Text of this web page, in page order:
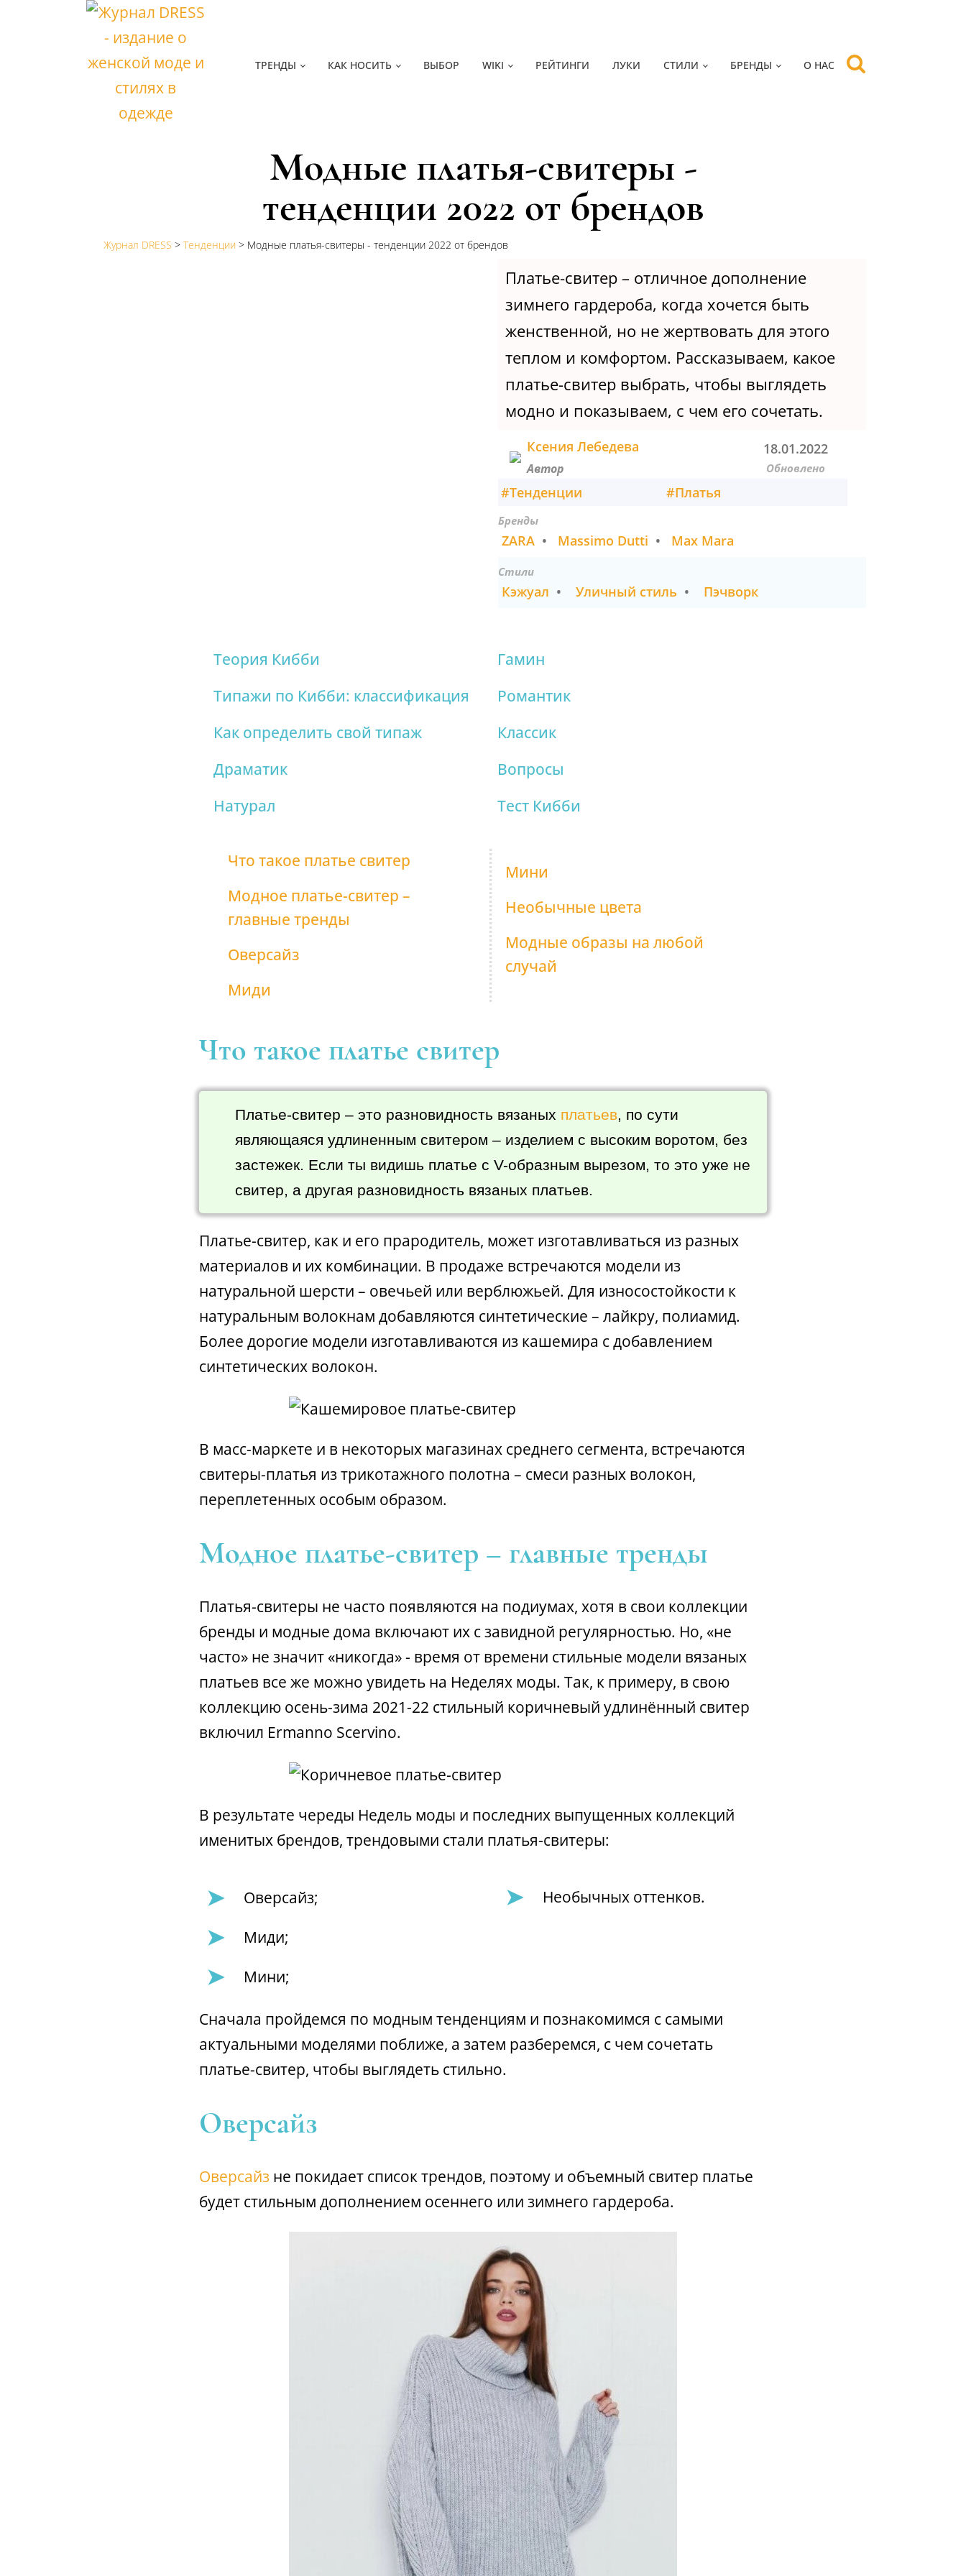
ТРЕНДЫ КАК НОСИТЬ ВЫБОР WIKI РЕЙТИНГИ ЛУКИ СТИЛИ БРЕНДЫ О НАС
Модные платья-свитеры -
тенденции 2022 от брендов
Журнал DRESS > Тенденции > Модные платья-свитеры - тенденции 2022 от брендов
Платье-свитер – отличное дополнение
зимнего гардероба, когда хочется быть
женственной, но не жертвовать для этого
теплом и комфортом. Рассказываем, какое
платье-свитер выбрать, чтобы выглядеть
модно и показываем, с чем его сочетать.
Ксения Лебедева
Автор
18.01.2022
Обновлено
#Тенденции #Платья
Бренды
ZARA• Massimo Dutti • Max Mara
Стили
Кэжуал • Уличный стиль • Пэчворк
Теория Кибби
Типажи по Кибби: классификация
Как определить свой типаж
Драматик
Натурал
Гамин
Романтик
Классик
Вопросы
Тест Кибби
Что такое платье свитер
Модное платье-свитер –
главные тренды
Оверсайз
Миди
Мини
Необычные цвета
Модные образы на любой
случай
Что такое платье свитер
Платье-свитер – это разновидность вязаных платьев, по сути
являющаяся удлиненным свитером – изделием с высоким воротом, без
застежек. Если ты видишь платье с V-образным вырезом, то это уже не
свитер, а другая разновидность вязаных платьев.
Платье-свитер, как и его прародитель, может изготавливаться из разных
материалов и их комбинации. В продаже встречаются модели из
натуральной шерсти – овечьей или верблюжьей. Для износостойкости к
натуральным волокнам добавляются синтетические – лайкру, полиамид.
Более дорогие модели изготавливаются из кашемира с добавлением
синтетических волокон.
В масс-маркете и в некоторых магазинах среднего сегмента, встречаются
свитеры-платья из трикотажного полотна – смеси разных волокон,
переплетенных особым образом.
Модное платье-свитер – главные тренды
Платья-свитеры не часто появляются на подиумах, хотя в свои коллекции
бренды и модные дома включают их с завидной регулярностью. Но, «не
часто» не значит «никогда» - время от времени стильные модели вязаных
платьев все же можно увидеть на Неделях моды. Так, к примеру, в свою
коллекцию осень-зима 2021-22 стильный коричневый удлинённый свитер
включил Ermanno Scervino.
В результате череды Недель моды и последних выпущенных коллекций
именитых брендов, трендовыми стали платья-свитеры:
Оверсайз;
Миди;
Мини;
Необычных оттенков.
Сначала пройдемся по модным тенденциям и познакомимся с самыми
актуальными моделями поближе, а затем разберемся, с чем сочетать
платье-свитер, чтобы выглядеть стильно.
Оверсайз
Оверсайз не покидает список трендов, поэтому и объемный свитер платье
будет стильным дополнением осеннего или зимнего гардероба.